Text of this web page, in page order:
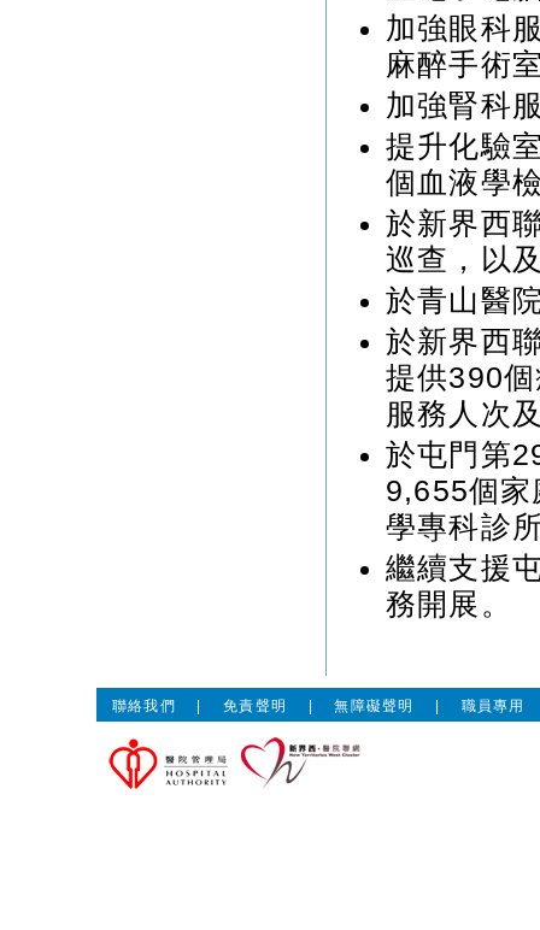
加強眼科
麻醉手術
加強腎科
提升化驗
個血液學
於新界西
巡查，以
於青山醫
於新界西
提供390
服務人次
於屯門第
9,655個家
學專科診
繼續支援
務開展。
聯絡我們 免責聲明 無障礙聲明 職員專用